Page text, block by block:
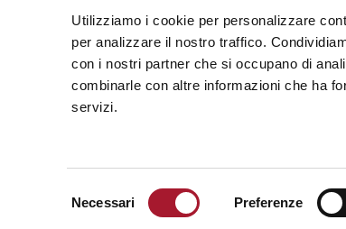
Utilizziamo i cookie per personalizzare
per analizzare il nostro traffico.
con i nostri partner che si occupano di
combinarle con altre informazioni che ha
servizi.
Necessari Preferenze
Archivio
newsletter